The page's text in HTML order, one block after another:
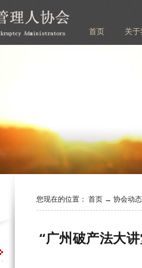
首页 关
您现在的位置： 首页 → 协会动态
“广州破产法大